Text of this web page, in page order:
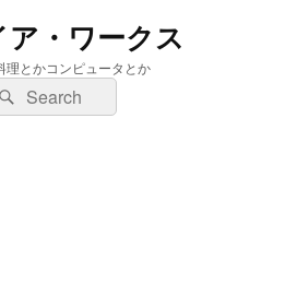
ア・ワークス
理とかコンピュータとか
検
:
検
索